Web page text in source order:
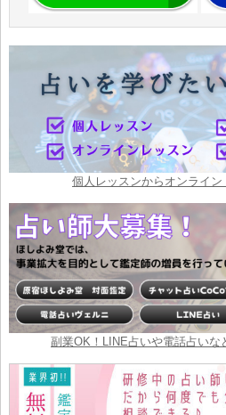
個人レッスンからオンライ
副業OK！LINE占いや電話占いな